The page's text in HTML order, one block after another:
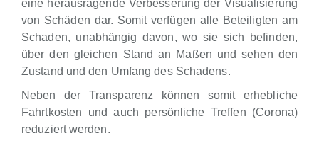
eine herausragende Verbesserung der Visualisierung
von Schäden dar. Somit verfügen alle Beteiligten am
Schaden, unabhängig davon, wo sie sich befinden,
über den gleichen Stand an Maßen und sehen den
Zustand und den Umfang des Schadens.
Neben der Transparenz können somit erhebliche
Fahrtkosten und auch persönliche Treffen (Corona)
reduziert werden.